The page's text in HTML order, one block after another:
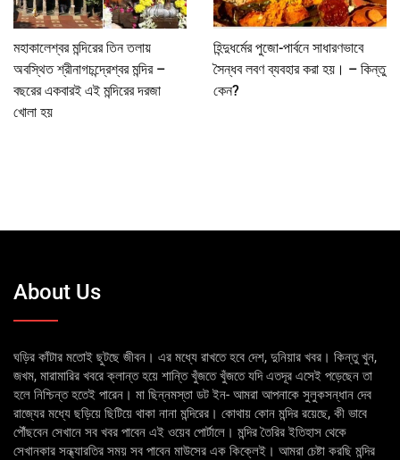
মহাকালেশ্বর মন্দিরের তিন তলায়
অবস্থিত শ্রীনাগচন্দ্রেশ্বর মন্দির –
বছরের একবারই এই মন্দিরের দরজা
খোলা হয়
হিন্দুধর্মের পুজো-পার্বনে সাধারণভাবে
সৈন্ধব লবণ ব্যবহার করা হয়। – কিন্তু
কেন?
About Us
ঘড়ির কাঁটার মতোই ছুটছে জীবন। এর মধ্যে রাখতে হবে দেশ, দুনিয়ার খবর। কিন্তু খুন,
জখম, মারামারির খবরে ক্লান্ত হয়ে শান্তি খুঁজতে খুঁজতে যদি এতদূর এসেই পড়েছেন তা
হলে নিশ্চিন্ত হতেই পারেন। মা ছিন্নমস্তা ডট ইন- আমরা আপনাকে সুলুকসন্ধান দেব
রাজ্যের মধ্যে ছড়িয়ে ছিটিয়ে থাকা নানা মন্দিরের। কোথায় কোন মন্দির রয়েছে, কী ভাবে
পৌঁছবেন সেখানে সব খবর পাবেন এই ওয়েব পোর্টালে। মন্দির তৈরির ইতিহাস থেকে
সেখানকার সন্ধ্যারতির সময় সব পাবেন মাউসের এক কিক্লেই। আমরা চেষ্টা করছি মন্দির